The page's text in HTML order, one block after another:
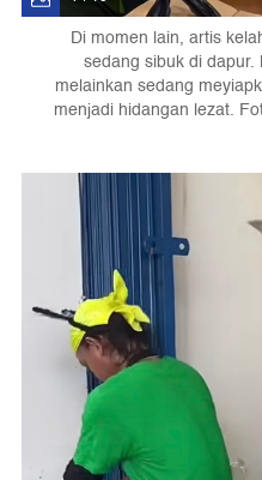
Di momen lain, artis
sedang sibuk di
melainkan sedang
menjadi hidangan lezat.